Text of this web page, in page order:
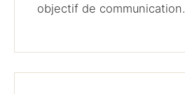
objectif de communication.